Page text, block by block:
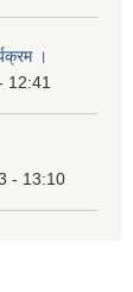
।
12:41
- 13:10